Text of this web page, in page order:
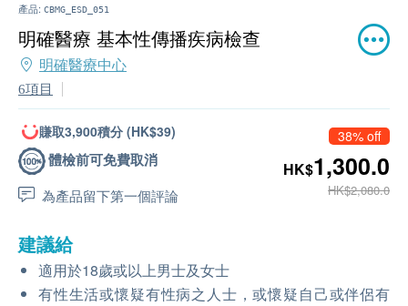
產品: CBMG_ESD_051
明確醫療 基本性傳播疾病檢查
明確醫療中心
6項目
賺取3,900積分 (HK$39)
體檢前可免費取消
為產品留下第一個評論
38% off
HK$1,300.0
HK$2,080.0
建議給
適用於18歲或以上男士及女士
有性生活或懷疑有性病之人士，或懷疑自己或伴侶有